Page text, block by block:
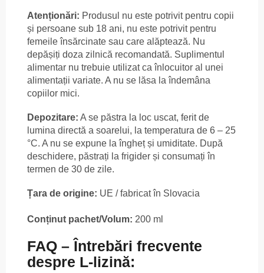
Atenționări: Produsul nu este potrivit pentru copii
și persoane sub 18 ani, nu este potrivit pentru
femeile însărcinate sau care alăptează. Nu
depășiți doza zilnică recomandată. Suplimentul
alimentar nu trebuie utilizat ca înlocuitor al unei
alimentații variate. A nu se lăsa la îndemâna
copiilor mici.
Depozitare: A se păstra la loc uscat, ferit de
lumina directă a soarelui, la temperatura de 6 – 25
°C. A nu se expune la îngheț și umiditate. După
deschidere, păstrați la frigider și consumați în
termen de 30 de zile.
Țara de origine: UE / fabricat în Slovacia
Conținut pachet/Volum: 200 ml
FAQ – Întrebări frecvente
despre L-lizină: